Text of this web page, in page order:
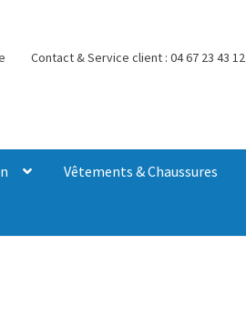
Contact & Service client : 04 67 23 43 12
Vêtements & Chaussures